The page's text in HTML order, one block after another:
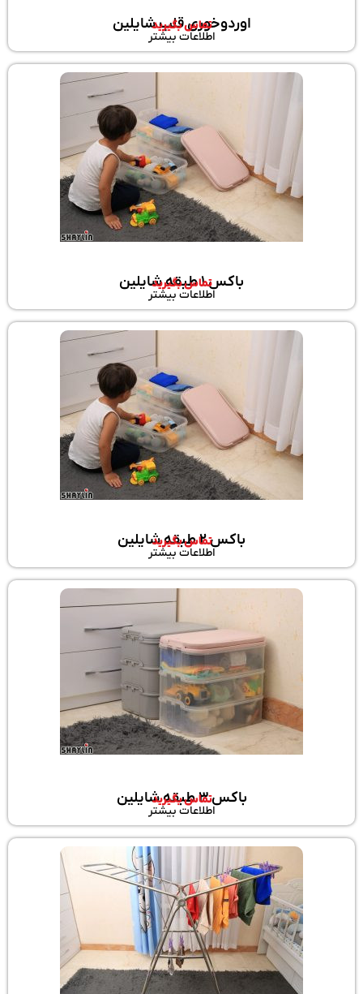
اوردوخوری قلب شایلین
تماس بگیرید
اطلاعات بیشتر
باکس 1 طبقه شایلینتماس بگیرید
اطلاعات بیشتر
باکس 2 طبقه شایلینتماس بگیرید
اطلاعات بیشتر
باکس 3 طبقه شایلینتماس بگیرید
اطلاعات بیشتر